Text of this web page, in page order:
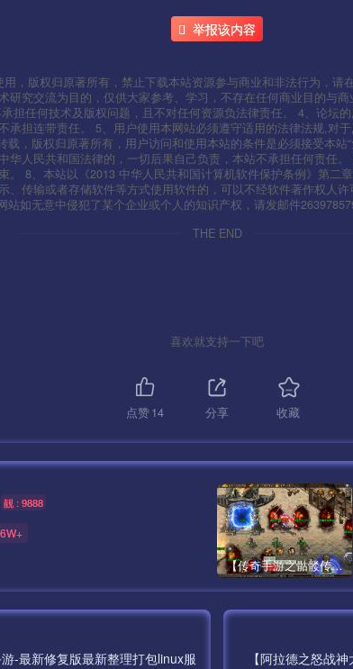
copr.fedoraproject.org/coprs/hhorak/
6.repo -O /etc/yum.repos.d/devtoolset-4.repo
贴！
1.sl7.x86_64.rpm -y
4-gcc-c++ devtoolset-4-binutils -y
举报该内容
，版权归原著所有，禁止下载本站资源参与商业和非法行为，
研究交流为目的，仅供大家参考、学习，不存在任何商业目的与
担任何技术及版权问题，且不对任何资源负法律责任。 4、论坛
承担连带责任。 5、用户使用本网站必须遵守适用的法律法规,对
载，版权归原著所有，用户访问和使用本站的条件是必须接受本
华人民共和国法律的，一切后果自己负责，本站不承担任何责任
。 8、本站以《2013 中华人民共和国计算机软件保护条例》第二
、传输或者存储软件等方式使用软件的，可以不经软件著作权人
如无意中侵犯了某个企业或个人的知识产权，请发邮件
THE END
喜欢就支持一下吧
点赞14 分享 收藏
靓 : 9888
6W+
【传奇手游之骷髅传说第二季十大陆[白猪3]免授权版】经典单职业复古特色战神引擎传奇手游最新打包Win服务端源码视频架设教程-怀旧复古-经典耐玩–新版GM多功能网页授权物品后台-GM直冲网页后台-安卓苹果IOS双端版本！
-最新修复版最新整理打包linux服
【阿拉德之怒战